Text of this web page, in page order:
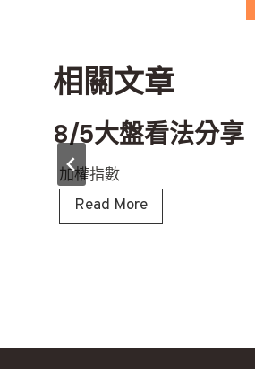
相關文章
8/5大盤看法分享
加權指數
Read More8
/
法